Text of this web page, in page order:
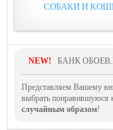
СОБАКИ И
NEW! БАНК
Представляем Вашему
выбрать понравившуюся
случайным образом!